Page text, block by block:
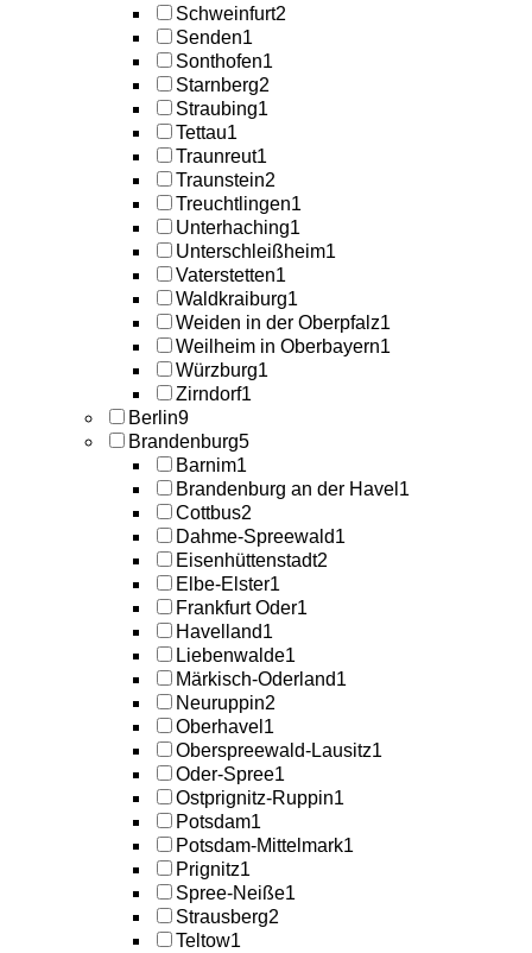
Schweinfurt2
Senden1
Sonthofen1
Starnberg2
Straubing1
Tettau1
Traunreut1
Traunstein2
Treuchtlingen1
Unterhaching1
Unterschleißheim1
Vaterstetten1
Waldkraiburg1
Weiden in der Oberpfalz1
Weilheim in Oberbayern1
Würzburg1
Zirndorf1
Berlin9
Brandenburg5
Barnim1
Brandenburg an der Havel 1
Cottbus2
Dahme-Spreewald1
Eisenhüttenstadt2
Elbe-Elster1
Frankfurt Oder1
Havelland1
Liebenwalde1
Märkisch-Oderland1
Neuruppin2
Oberhavel 1
Oberspreewald-Lausitz1
Oder-Spree1
Ostprignitz-Ruppin1
Potsdam1
Potsdam-Mittelmark1
Prignitz1
Spree-Neiße1
Strausberg2
Teltow1